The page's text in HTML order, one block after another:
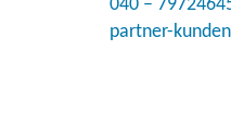
040 –
partner-